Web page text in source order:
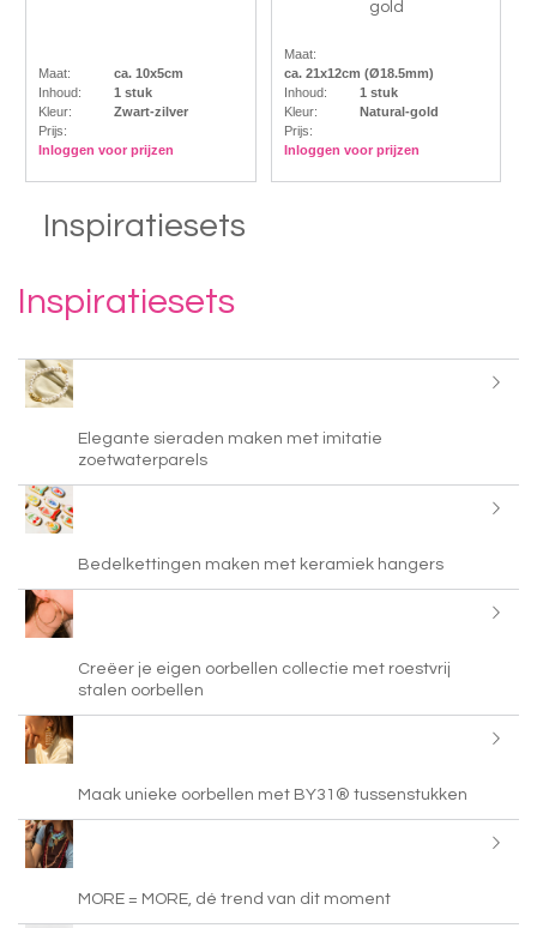
Maat:
ca. 10x5cm
Inhoud:
1 stuk
Kleur:
Zwart-zilver
Prijs:
Inloggen voor prijzen
gold
Maat:
ca. 21x12cm (Ø18.5mm)
Inhoud:
1 stuk
Kleur:
Natural-gold
Prijs:
Inloggen voor prijzen
Inspiratiesets
Inspiratiesets
Elegante sieraden maken met imitatie
zoetwaterparels
Bedelkettingen maken met keramiek hangers
Creëer je eigen oorbellen collectie met roestvrij
stalen oorbellen
Maak unieke oorbellen met BY31® tussenstukken
MORE = MORE, dé trend van dit moment